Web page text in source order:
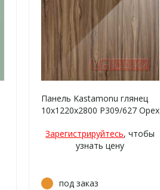
Панель Kastamonu глянец
10х1220х2800 P309/627 Орех
Зарегистрируйтесь, чтобы
узнать цену
под заказ